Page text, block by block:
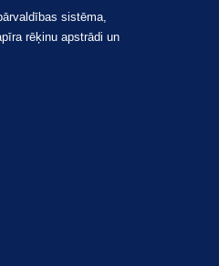
sistēma,
rēķinu apstrādi un